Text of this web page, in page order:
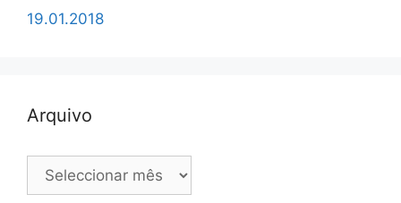
19.01.2018
Arquivo
Arquivo